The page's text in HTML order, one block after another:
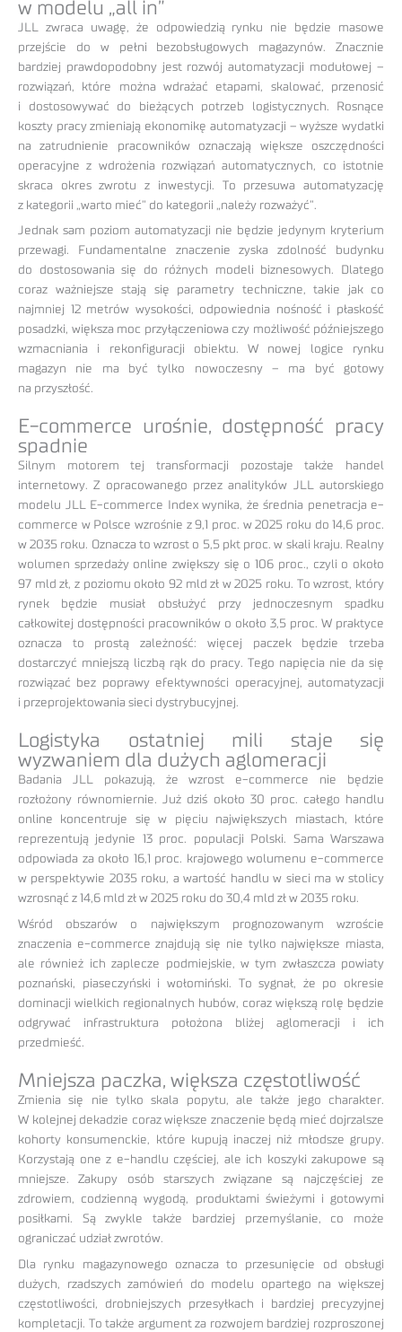
w modelu „all in”
JLL zwraca uwagę, że odpowiedzią rynku nie będzie masowe
przejście do w pełni bezobsługowych magazynów. Znacznie
bardziej prawdopodobny jest rozwój automatyzacji modułowej –
rozwiązań, które można wdrażać etapami, skalować, przenosić
i dostosowywać do bieżących potrzeb logistycznych. Rosnące
koszty pracy zmieniają ekonomikę automatyzacji – wyższe wydatki
na zatrudnienie pracowników oznaczają większe oszczędności
operacyjne z wdrożenia rozwiązań automatycznych, co istotnie
skraca okres zwrotu z inwestycji. To przesuwa automatyzację
z kategorii „warto mieć” do kategorii „należy rozważyć”.
Jednak sam poziom automatyzacji nie będzie jedynym kryterium
przewagi. Fundamentalne znaczenie zyska zdolność budynku
do dostosowania się do różnych modeli biznesowych. Dlatego
coraz ważniejsze stają się parametry techniczne, takie jak co
najmniej 12 metrów wysokości, odpowiednia nośność i płaskość
posadzki, większa moc przyłączeniowa czy możliwość późniejszego
wzmacniania i rekonfiguracji obiektu. W nowej logice rynku
magazyn nie ma być tylko nowoczesny – ma być gotowy
na przyszłość.
E-commerce urośnie, dostępność pracy
spadnie
Silnym motorem tej transformacji pozostaje także handel
internetowy. Z opracowanego przez analityków JLL autorskiego
modelu JLL E-commerce Index wynika, że średnia penetracja e-
commerce w Polsce wzrośnie z 9,1 proc. w 2025 roku do 14,6 proc.
w 2035 roku. Oznacza to wzrost o 5,5 pkt proc. w skali kraju. Realny
wolumen sprzedaży online zwiększy się o 106 proc., czyli o około
97 mld zł, z poziomu około 92 mld zł w 2025 roku. To wzrost, który
rynek będzie musiał obsłużyć przy jednoczesnym spadku
całkowitej dostępności pracowników o około 3,5 proc. W praktyce
oznacza to prostą zależność: więcej paczek będzie trzeba
dostarczyć mniejszą liczbą rąk do pracy. Tego napięcia nie da się
rozwiązać bez poprawy efektywności operacyjnej, automatyzacji
i przeprojektowania sieci dystrybucyjnej.
Logistyka ostatniej mili staje się
wyzwaniem dla dużych aglomeracji
Badania JLL pokazują, że wzrost e-commerce nie będzie
rozłożony równomiernie. Już dziś około 30 proc. całego handlu
online koncentruje się w pięciu największych miastach, które
reprezentują jedynie 13 proc. populacji Polski. Sama Warszawa
odpowiada za około 16,1 proc. krajowego wolumenu e-commerce
w perspektywie 2035 roku, a wartość handlu w sieci ma w stolicy
wzrosnąć z 14,6 mld zł w 2025 roku do 30,4 mld zł w 2035 roku.
Wśród obszarów o największym prognozowanym wzroście
znaczenia e-commerce znajdują się nie tylko największe miasta,
ale również ich zaplecze podmiejskie, w tym zwłaszcza powiaty
poznański, piaseczyński i wołomiński. To sygnał, że po okresie
dominacji wielkich regionalnych hubów, coraz większą rolę będzie
odgrywać infrastruktura położona bliżej aglomeracji i ich
przedmieść.
Mniejsza paczka, większa częstotliwość
Zmienia się nie tylko skala popytu, ale także jego charakter.
W kolejnej dekadzie coraz większe znaczenie będą mieć dojrzalsze
kohorty konsumenckie, które kupują inaczej niż młodsze grupy.
Korzystają one z e-handlu częściej, ale ich koszyki zakupowe są
mniejsze. Zakupy osób starszych związane są najczęściej ze
zdrowiem, codzienną wygodą, produktami świeżymi i gotowymi
posiłkami. Są zwykle także bardziej przemyślanie, co może
ograniczać udział zwrotów.
Dla rynku magazynowego oznacza to przesunięcie od obsługi
dużych, rzadszych zamówień do modelu opartego na większej
częstotliwości, drobniejszych przesyłkach i bardziej precyzyjnej
kompletacji. To także argument za rozwojem bardziej rozproszonej